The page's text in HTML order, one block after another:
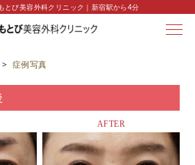
とび美容外科クリニック｜新宿駅から4分
CASE
症例写真
> 症例写真
AFTER